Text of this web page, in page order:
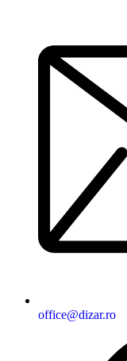
office@dizar.ro